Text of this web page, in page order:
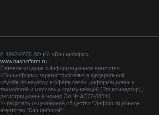
© 1992-2026 АО ИА «Башинформ».
www.bashinform.ru
Сетевое издание «Информационное агентство
«Башинформ» зарегистрировано в Федеральной
службе по надзору в сфере связи, информационных
технологий и массовых коммуникаций (Роскомнадзор),
регистрационный номер Эл № ФС77-88040
Учредитель Акционерное общество "Информационное
агентство "Башинформ"